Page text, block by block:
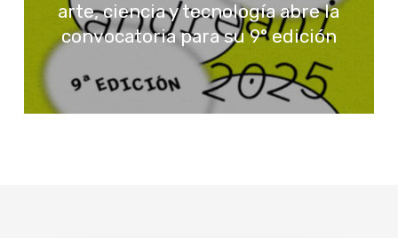
arte, ciencia y tecnología abre la
convocatoria para su 9° edición